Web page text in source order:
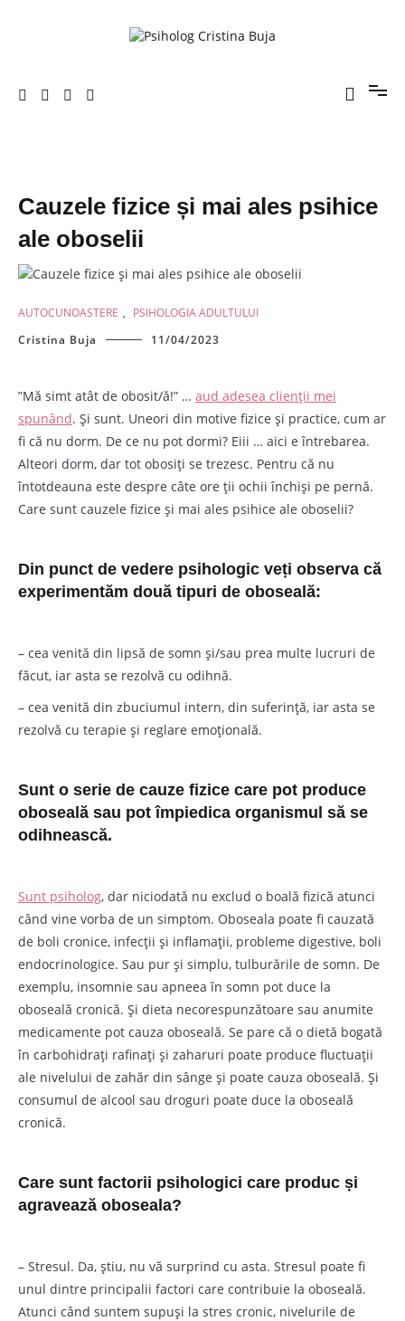
Cauzele fizice și mai ales psihice
ale oboselii
AUTOCUNOASTERE , PSIHOLOGIA ADULTULUI
Cristina Buja
11/04/2023
”Mă simt atât de obosit/ă!” … aud adesea clienții mei
spunând. Și sunt. Uneori din motive fizice și practice, cum ar
fi că nu dorm. De ce nu pot dormi? Eiii … aici e întrebarea.
Alteori dorm, dar tot obosiți se trezesc. Pentru că nu
întotdeauna este despre câte ore ții ochii închiși pe pernă.
Care sunt cauzele fizice și mai ales psihice ale oboselii?
Din punct de vedere psihologic veți observa că
experimentăm două tipuri de oboseală:
– cea venită din lipsă de somn și/sau prea multe lucruri de
făcut, iar asta se rezolvă cu odihnă.
– cea venită din zbuciumul intern, din suferință, iar asta se
rezolvă cu terapie și reglare emoțională.
Sunt o serie de cauze fizice care pot produce
oboseală sau pot împiedica organismul să se
odihnească.
Sunt psiholog, dar niciodată nu exclud o boală fizică atunci
când vine vorba de un simptom. Oboseala poate fi cauzată
de boli cronice, infecții și inflamații, probleme digestive, boli
endocrinologice. Sau pur și simplu, tulburările de somn. De
exemplu, insomnie sau apneea în somn pot duce la
oboseală cronică. Și dieta necorespunzătoare sau anumite
medicamente pot cauza oboseală. Se pare că o dietă bogată
în carbohidrați rafinați și zaharuri poate produce fluctuații
ale nivelului de zahăr din sânge și poate cauza oboseală. Și
consumul de alcool sau droguri poate duce la oboseală
cronică.
Care sunt factorii psihologici care produc și
agravează oboseala?
– Stresul. Da, știu, nu vă surprind cu asta. Stresul poate fi
unul dintre principalii factori care contribuie la oboseală.
Atunci când suntem supuși la stres cronic, nivelurile de